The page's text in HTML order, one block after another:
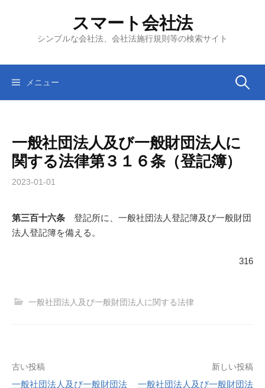
ツ
スマート会社法
シンプルな会社法、会社法施行規則等の検索サイト
メニュー 検
一般社団法人及び一般財団法人に
関する法律第３１６条（登記簿）
2023-01-01
第三百十六条 登記所に、一般社団法人登記簿及び一般財団
法人登記簿を備える。
316
一般社団法人及び一般財団法人に関する法律
投
古い投稿
一般社団法人及び一般財団法
新しい投稿
一般社団法人及び一般財団法